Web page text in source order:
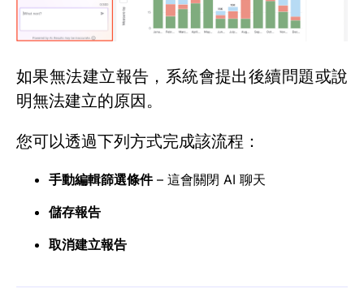
如果無法建立報告，系統會提出後續問題或說
明無法建立的原因。
您可以透過下列方式完成該流程：
手動編輯篩選條件– 這會關閉 AI 聊天
儲存報告
取消建立報告